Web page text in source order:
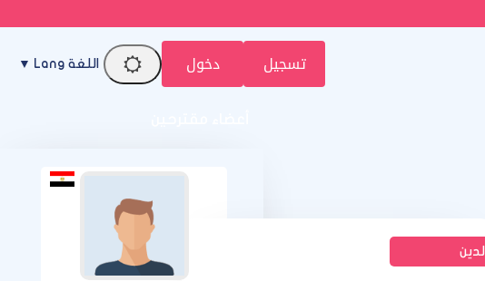
تسجيل دخول اللغة Lang ▼
الدين